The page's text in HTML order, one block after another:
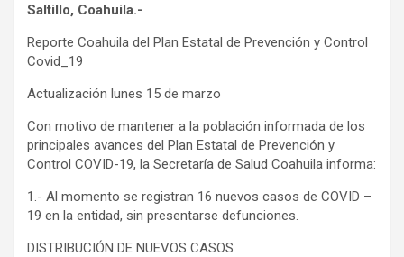
Saltillo, Coahuila.-
Reporte Coahuila del Plan Estatal de Prevención y Control
Covid_19
Actualización lunes 15 de marzo
Con motivo de mantener a la población informada de los
principales avances del Plan Estatal de Prevención y
Control COVID-19, la Secretaría de Salud Coahuila informa:
1.- Al momento se registran 16 nuevos casos de COVID –
19 en la entidad, sin presentarse defunciones.
DISTRIBUCIÓN DE NUEVOS CASOS